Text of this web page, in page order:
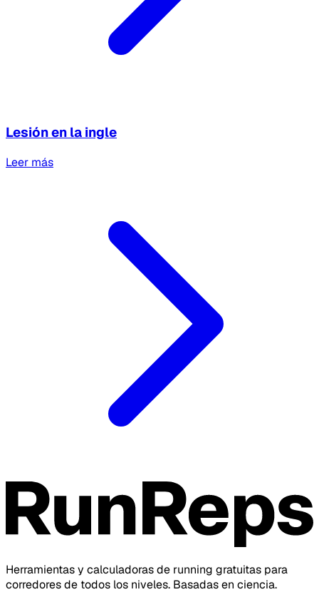
Lesión en la ingle
Leer más
Herramientas y calculadoras de running gratuitas para
corredores de todos los niveles. Basadas en ciencia.